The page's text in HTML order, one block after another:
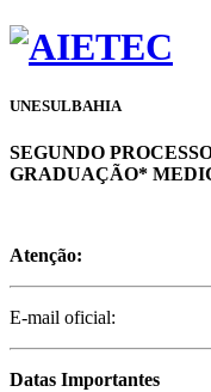
UNESULBAHIA
SEGUNDO
GRADUAÇÃO*
Atenção:
E-mail oficial:
Datas Importantes